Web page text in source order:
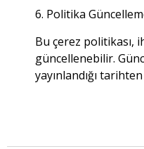
6. Politika
Bu çerez politikası,
güncellenebilir.
yayınlandığı